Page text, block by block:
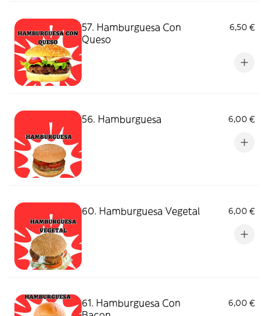
57. Hamburguesa Con
Queso
6,50 €
56. Hamburguesa 6,00 €
60. Hamburguesa Vegetal 6,00 €
61. Hamburguesa Con
6,00 €